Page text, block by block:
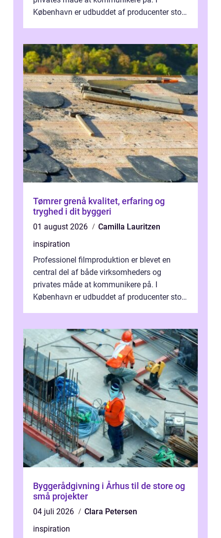
København er udbuddet af producenter stort,
Tømrer grenå kvalitet, erfaring og
tryghed i dit byggeri
01 august 2026
Camilla Lauritzen
inspiration
Professionel filmproduktion er blevet en
central del af både virksomheders og
privates måde at kommunikere på. I
København er udbuddet af producenter stort,
Byggerådgivning i Århus til de store og
små projekter
04 juli 2026
Clara Petersen
inspiration